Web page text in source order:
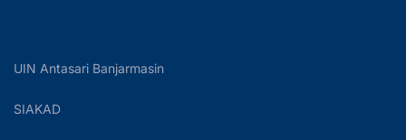
UIN Antasari Banjarmasin
SIAKAD